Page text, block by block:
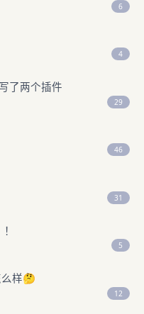
6
4
了两个插件
29
46
31
5
样🤔
12